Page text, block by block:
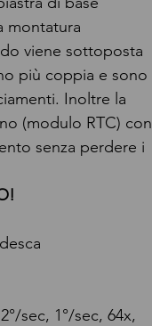
montatura
viene sottoposta
più coppia e sono
Inoltre la
(modulo RTC) con
senza perdere i
sec, 1°/sec, 64x,